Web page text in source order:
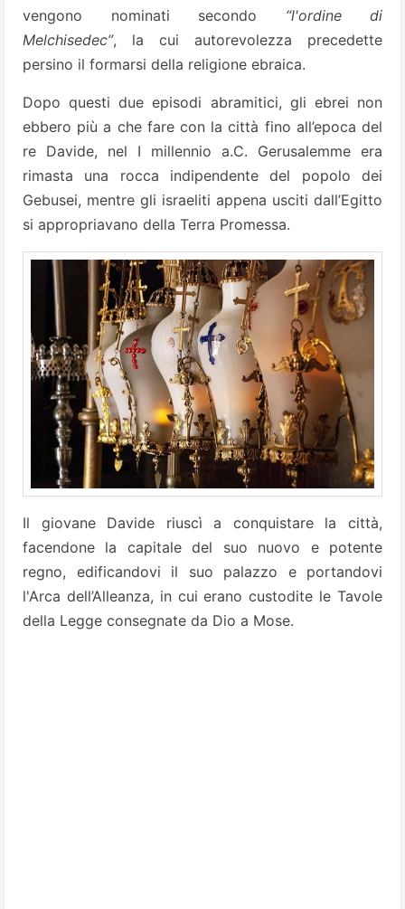
vengono nominati secondo “l'ordine di
Melchisedec”, la cui autorevolezza precedette
persino il formarsi della religione ebraica.
Dopo questi due episodi abramitici, gli ebrei non
ebbero più a che fare con la città fino all’epoca del
re Davide, nel I millennio a.C. Gerusalemme era
rimasta una rocca indipendente del popolo dei
Gebusei, mentre gli israeliti appena usciti dall’Egitto
si appropriavano della Terra Promessa.
Il giovane Davide riuscì a conquistare la città,
facendone la capitale del suo nuovo e potente
regno, edificandovi il suo palazzo e portandovi
l'Arca dell’Alleanza, in cui erano custodite le Tavole
della Legge consegnate da Dio a Mose.